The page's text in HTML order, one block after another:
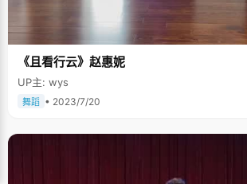
《且看行云》赵惠妮
UP主: wys
舞蹈 • 2023/7/20